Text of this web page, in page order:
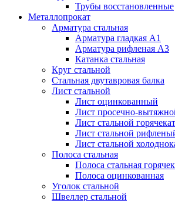
Трубы восстановленные
Металлопрокат
Арматура стальная
Арматура гладкая А1
Арматура рифленая А3
Катанка стальная
Круг стальной
Стальная двутавровая балка
Лист стальной
Лист оцинкованный
Лист просечно-
Лист стальной
Лист стальной
Лист стальной
Полоса стальная
Полоса стальная
Полоса оцинкованная
Уголок стальной
Швеллер стальной